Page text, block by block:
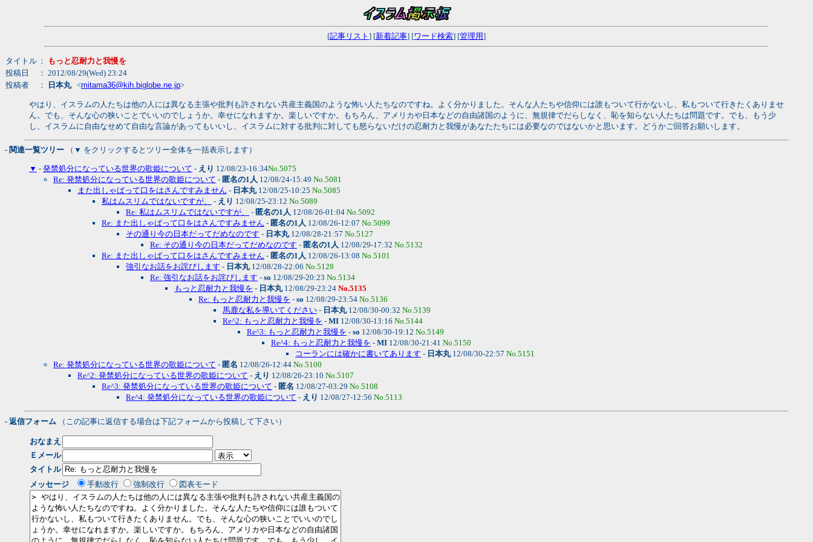
[記事リスト ] [新着記事] [ワード検索] [管理用]
タイトル ：
もっと忍耐力と我慢を
投稿日
： 2012/08/29(Wed) 23:24
投稿者
： 日本丸<mitama36@kih.biglobe.ne.jp>
やはり、イスラムの人たちは他の人には異なる主張や批判も許されない共産主義国のような怖い人たちなのですね。よく分かりました。そんな人たちや信仰には誰もついて行かないし、私もついて行きたくありませ
ん。でも、そんな心の狭いことでいいのでしょうか。幸せになれますか。楽しいですか。もちろん、アメリカや日本などの自由諸国のように、無規律でだらしなく、恥を知らない人たちは問題です。でも、もう少
し、イスラムに自由なせめて自由な言論があってもいいし、イスラムに対する批判に対しても怒らないだけの忍耐力と我慢があなたたちには必要なのではないかと思います。どうかご回答お願いします。
- 関連一覧ツリー （▼ をクリックするとツリー全体を一括表示します）
▼ - 発禁処分になっている世界の歌姫について - えり 12/08/23-16:34No.5075
Re: 発禁処分になっている世界の歌姫について - 匿名の1人 12/08/24-15:49 No.5081
また出しゃばって口をはさんですみません - 日本丸12/08/25-10:25 No.5085
私はムスリムではないですが、
- えり 12/08/25-23:12 No.5089
Re: 私はムスリムではないですが、
- 匿名の1人 12/08/26-01:04 No.5092
Re: また出しゃばって口をはさんですみません - 匿名の1人 12/08/26-12:07 No.5099
その通り今の日本だってだめなのです - 日本丸12/08/28-21:57 No.5127
Re: その通り今の日本だってだめなのです - 匿名の1人 12/08/29-17:32 No.5132
Re: また出しゃばって口をはさんですみません - 匿名の1人 12/08/26-13:08 No.5101
強引なお話をお詫びします - 日本丸12/08/28-22:06 No.5128
Re: 強引なお話をお詫びします - so 12/08/29-20:23 No.5134
もっと忍耐力と我慢を - 日本丸12/08/29-23:24 No.5135
Re: もっと忍耐力と我慢を - so 12/08/29-23:54 No.5136
馬鹿な私を導いてください - 日本丸12/08/30-00:32 No.5139
Re^2: もっと忍耐力と我慢を - MI 12/08/30-13:16 No.5144
Re^3: もっと忍耐力と我慢を - so 12/08/30-19:12 No.5149
Re^4: もっと忍耐力と我慢を - MI 12/08/30-21:41 No.5150
コーランには確かに書いてあります - 日本丸12/08/30-22:57 No.5151
Re: 発禁処分になっている世界の歌姫について - 匿名 12/08/26-12:44 No.5100
Re^2: 発禁処分になっている世界の歌姫について - えり 12/08/26-23:10 No.5107
Re^3: 発禁処分になっている世界の歌姫について - 匿名 12/08/27-03:29 No.5108
Re^4: 発禁処分になっている世界の歌姫について - えり 12/08/27-12:56 No.5113
- 返信フォーム （この記事に返信する場合は下記フォームから投稿して下さい）
おなまえ
Ｅメール
タイトル
メッセージ
手動改行 強制改行 図表モード